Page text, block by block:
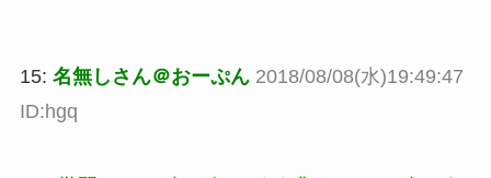
15: 名無しさん＠おーぷん 2018/08/08(水)19:49:47
ID:hgq